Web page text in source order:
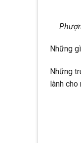
Những
Những
lành